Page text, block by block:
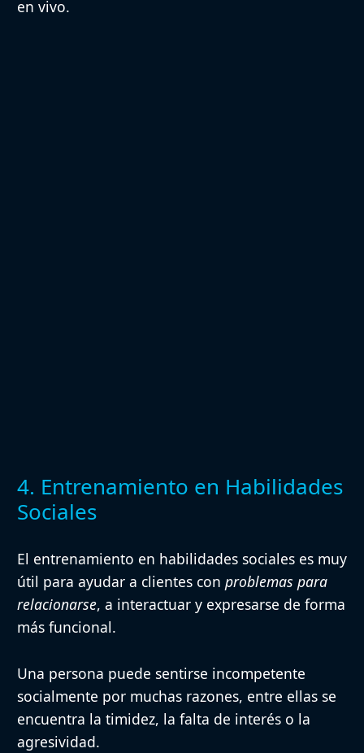
en vivo.
4. Entrenamiento en Habilidades
Sociales
El entrenamiento en habilidades sociales es muy
útil para ayudar a clientes con problemas para
relacionarse, a interactuar y expresarse de forma
más funcional.
Una persona puede sentirse incompetente
socialmente por muchas razones, entre ellas se
encuentra la timidez, la falta de interés o la
agresividad.